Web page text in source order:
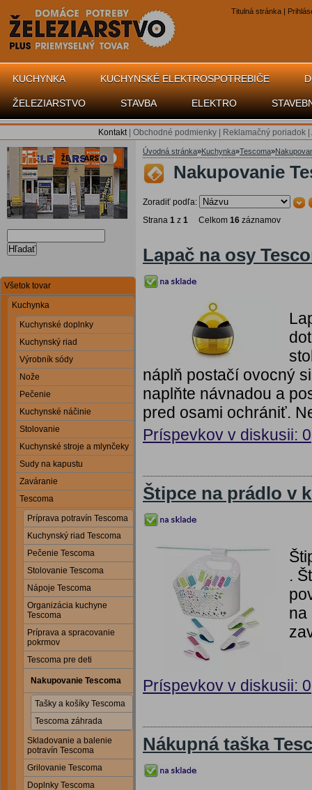
Titulná stránka |
KUCHYNKA KUCHYNSKÉ ELEKTROSPOTREBIČE
ŽELEZIARSTVO STAVBA ELEKTRO
Kontakt| Obchodné podmienky Reklamačný poriadok
Hľadať
Všetok tovar
Kuchynka
Kuchynské doplnky
Kuchynský riad
Výrobník sódy
Nože
Pečenie
Kuchynské náčinie
Stolovanie
Kuchynské stroje a mlynčeky
Sudy na kapustu
Zaváranie
Tescoma
Príprava potravín Tescoma
Kuchynský riad Tescoma
Pečenie Tescoma
Stolovanie Tescoma
Nápoje Tescoma
Organizácia kuchyne
Tescoma
Príprava a spracovanie
pokrmov
Tescoma pre deti
Nakupovanie Tescoma
Tašky a košíky Tescoma
Tescoma záhrada
Skladovanie a balenie
potravín Tescoma
Grilovanie Tescoma
Doplnky Tescoma
Úvodná stránka»Kuchynka»Tescoma»
Nakupovanie
Zoradiť podľa:
Strana 1 z 1 Celkom 16 záznamov
Lapač na osy
náplň postačí ovocný
naplňte návnadou a
pred osami ochrániť.
Príspevkov v diskusii: 0
Štipce na prádlo v
.
na
Príspevkov v diskusii: 0
Nákupná taška